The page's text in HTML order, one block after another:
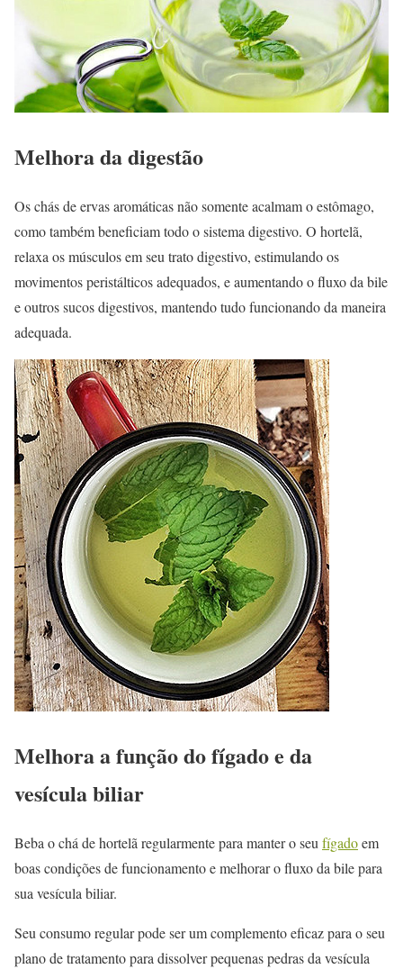
Melhora da digestão
Os chás de ervas aromáticas não somente acalmam o estômago,
como também beneficiam todo o sistema digestivo. O hortelã,
relaxa os músculos em seu trato digestivo, estimulando os
movimentos peristálticos adequados, e aumentando o fluxo da bile
e outros sucos digestivos, mantendo tudo funcionando da maneira
adequada.
Melhora a função do fígado e da
vesícula biliar
Beba o chá de hortelã regularmente para manter o seu fígadoem
boas condições de funcionamento e melhorar o fluxo da bile para
sua vesícula biliar.
Seu consumo regular pode ser um complemento eficaz para o seu
plano de tratamento para dissolver pequenas pedras da vesícula